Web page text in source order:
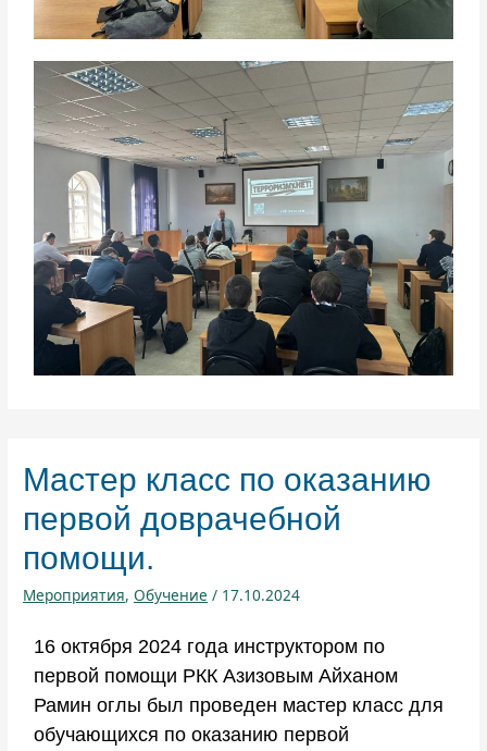
Мастер класс по оказанию
первой доврачебной
помощи.
Мероприятия,Обучение / 17.10.2024
16 октября 2024 года инструктором по
первой помощи РКК Азизовым Айханом
Рамин оглы был проведен мастер класс для
обучающихся по оказанию первой